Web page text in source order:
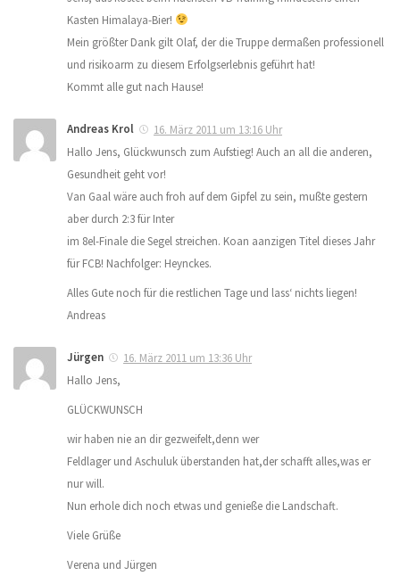
Kasten Himalaya-Bier!
Mein größter Dank gilt Olaf, der die Truppe dermaßen professionell
und risikoarm zu diesem Erfolgserlebnis geführt hat!
Kommt alle gut nach Hause!
Andreas Krol
16. März 2011 um 13:16 Uhr
Hallo Jens, Glückwunsch zum Aufstieg! Auch an all die anderen,
Gesundheit geht vor!
Van Gaal wäre auch froh auf dem Gipfel zu sein, mußte gestern
aber durch 2:3 für Inter
im 8el-Finale die Segel streichen. Koan aanzigen Titel dieses Jahr
für FCB! Nachfolger: Heynckes.
Alles Gute noch für die restlichen Tage und lass‘ nichts liegen!
Andreas
Jürgen
16. März 2011 um 13:36 Uhr
Hallo Jens,
GLÜCKWUNSCH
wir haben nie an dir gezweifelt,denn wer
Feldlager und Aschuluk überstanden hat,der schafft alles,was er
nur will.
Nun erhole dich noch etwas und genieße die Landschaft.
Viele Grüße
Verena und Jürgen